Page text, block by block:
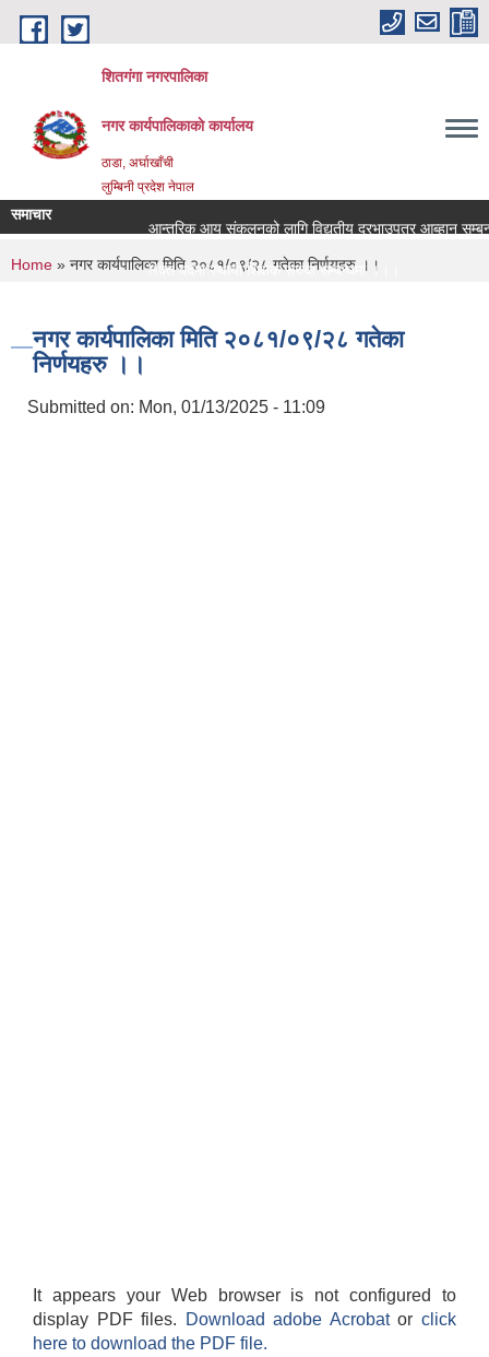
Skip to main content
शितगंगा नगरपालिका
नगर कार्यपालिकाकाे कार्यालय
ठाडा, अर्घाखाँची
लुम्बिनी प्रदेश नेपाल
समाचार
आन्तरिक आय संकलनको लागि विद्युतीय दरभाउपत्र आब्हान
रिक्त पदमा स्थायी शिक्षक सरुवा सम्बन्धमा ।।।
You are here
Home » नगर कार्यपालिका मिति २०८१/०९/२८ गतेका निर्णयहरु ।।
नगर कार्यपालिका मिति २०८१/०९/२८ गतेका
निर्णयहरु ।।
Submitted on: Mon, 01/13/2025 - 11:09
It appears your Web browser is not configured to
display PDF files.
Download adobe Acrobatorclick
here to download the PDF file.